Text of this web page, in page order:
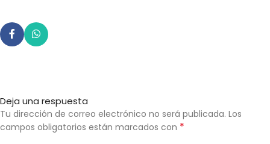
Deja una respuesta
Tu dirección de correo electrónico no será publicada. Los
campos obligatorios están marcados con *